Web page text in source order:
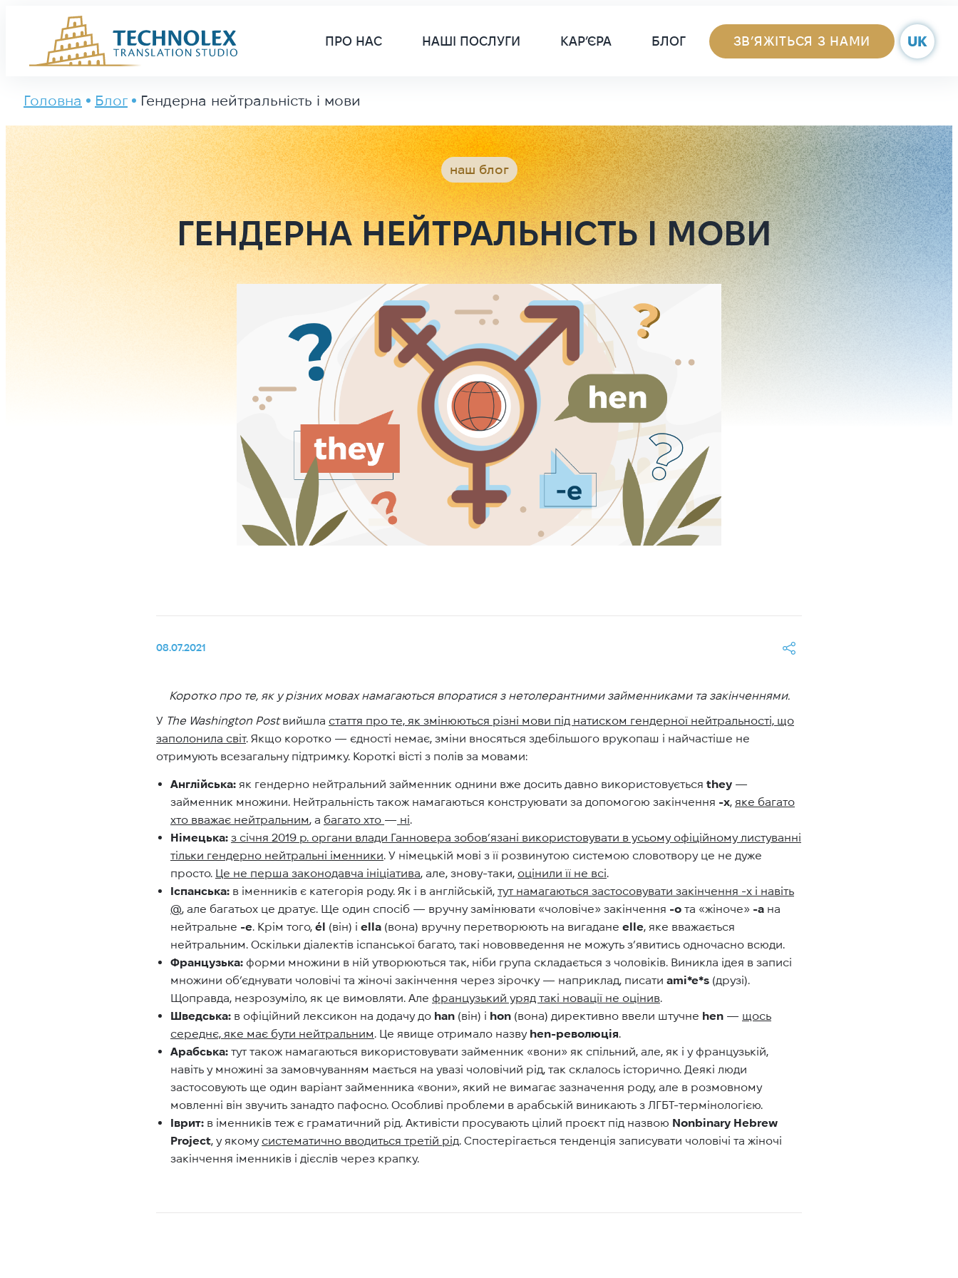
Main Logo
ПРО НАС
НАШІ ПОСЛУГИ КАР’ЄРА БЛОГ ЗВ’ЯЖІТЬСЯ З НАМИ UK
Головна Блог Гендерна нейтральність і мови
наш блог
ГЕНДЕРНА НЕЙТРАЛЬНІСТЬ І МОВИ
08.07.2021
Коротко про те, як у різних мовах намагаються впоратися з нетолерантними займенниками та закінченнями.
У The Washington Postвийшла стаття про те, як змінюються різні мови під натиском гендерної нейтральності, що
заполонила світ. Якщо коротко — єдності немає, зміни вносяться здебільшого врукопаш і найчастіше не
отримують всезагальну підтримку. Короткі вісті з полів за мовами:
Англійська: як гендерно нейтральний займенник однини вже досить давно використовується they —
займенник множини. Нейтральність також намагаються конструювати за допомогою закінчення -x, яке багато
хто вважає нейтральним, а багато хто — ні.
Німецька: з січня 2019 р. органи влади Ганновера зобов’язані використовувати в усьому офіційному листуванні
тільки гендерно нейтральні іменники. У німецькій мові з її розвинутою системою словотвору це не дуже
просто. Це не перша законодавча ініціатива, але, знову-таки, оцінили її не всі.
Іспанська: в іменників є категорія роду. Як і в англійській, тут намагаються застосовувати закінчення -x і навіть
@, але багатьох це дратує. Ще один спосіб — вручну замінювати «чоловіче» закінчення -o та «жіноче» -a на
нейтральне -e. Крім того, él (він) і ella (вона) вручну перетворюють на вигадане elle, яке вважається
нейтральним. Оскільки діалектів іспанської багато, такі нововведення не можуть з’явитись одночасно всюди.
Французька: форми множини в ній утворюються так, ніби група складається з чоловіків. Виникла ідея в записі
множини об’єднувати чоловічі та жіночі закінчення через зірочку — наприклад, писати ami*e*s (друзі).
Щоправда, незрозуміло, як це вимовляти. Але французький уряд такі новації не оцінив.
Шведська: в офіційний лексикон на додачу до han (він) і hon (вона) директивно ввели штучне hen — щось
середнє, яке має бути нейтральним. Це явище отримало назву hen-революція.
Арабська: тут також намагаються використовувати займенник «вони» як спільний, але, як і у французькій,
навіть у множині за замовчуванням мається на увазі чоловічий рід, так склалось історично. Деякі люди
застосовують ще один варіант займенника «вони», який не вимагає зазначення роду, але в розмовному
мовленні він звучить занадто пафосно. Особливі проблеми в арабській виникають з ЛГБТ-термінологією.
Іврит: в іменників теж є граматичний рід. Активісти просувають цілий проєкт під назвою Nonbinary Hebrew
Project, у якому систематично вводиться третій рід. Спостерігається тенденція записувати чоловічі та жіночі
закінчення іменників і дієслів через крапку.